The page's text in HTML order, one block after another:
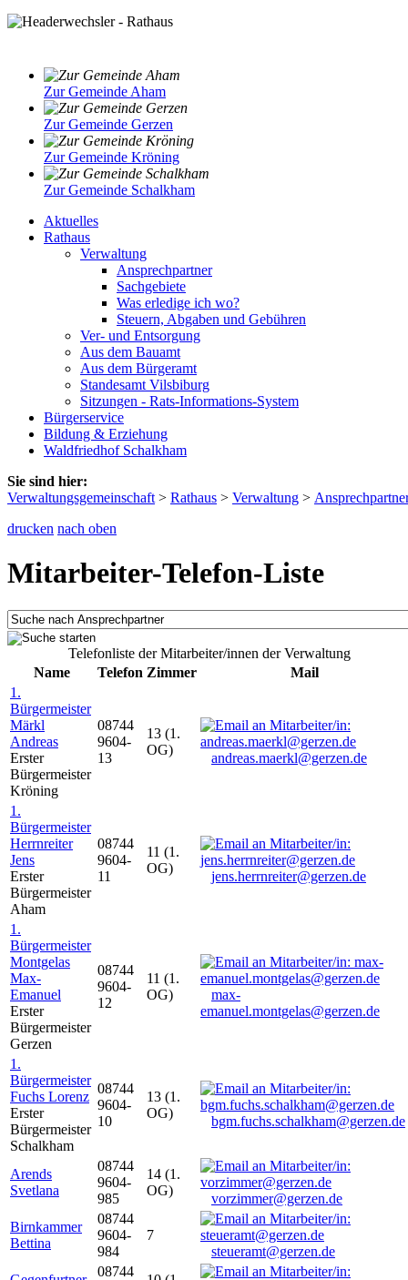
Zur Gemeinde Aham
Zur Gemeinde Gerzen
Zur Gemeinde Kröning
Zur Gemeinde Schalkham
Aktuelles
Rathaus
Verwaltung
Ansprechpartner
Sachgebiete
Was erledige ich wo?
Steuern, Abgaben und Gebühren
Ver- und Entsorgung
Aus dem Bauamt
Aus dem Bürgeramt
Standesamt Vilsbiburg
Sitzungen - Rats-Informations-System
Bürgerservice
Bildung & Erziehung
Waldfriedhof Schalkham
Sie sind hier:
Verwaltungsgemeinschaft > Rathaus > Verwaltung >
drucken nach oben
Mitarbeiter-Telefon-Liste
Telefonliste der Mitarbeiter/innen der Verwaltung
Name
Telefon Zimmer
Mail
1.
Bürgermeister
Märkl
Andreas
Erster
Bürgermeister
Kröning
08744
9604-
13
13 (1.
OG)
andreas.maerkl@gerzen.de
1.
Bürgermeister
Herrnreiter
Jens
Erster
Bürgermeister
Aham
08744
9604-
11
11 (1.
OG)
jens.herrnreiter@gerzen.de
1.
Bürgermeister
Montgelas
Max-
Emanuel
Erster
Bürgermeister
Gerzen
08744
9604-
12
11 (1.
OG)
max-
emanuel.montgelas@gerzen.de
1.
Bürgermeister
Fuchs Lorenz
Erster
Bürgermeister
Schalkham
08744
9604-
10
13 (1.
OG)
bgm.fuchs.schalkham@gerzen.de
Arends
Svetlana
08744
9604-
985
14 (1.
OG)
vorzimmer@gerzen.de
Birnkammer
Bettina
08744
9604-
984
7
steueramt@gerzen.de
08744